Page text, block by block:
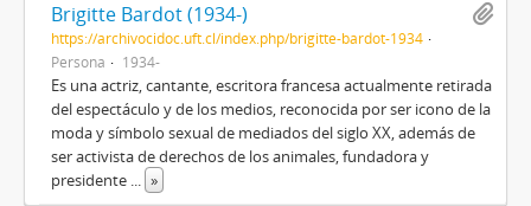
Brigitte Bardot (1934-)
https://archivocidoc.uft.cl/index.php/brigitte-bardot-1934
Persona
1934-
Es una actriz, cantante, escritora francesa actualmente retirada
del espectáculo y de los medios, reconocida por ser icono de la
moda y símbolo sexual de mediados del siglo XX, además de
ser activista de derechos de los animales, fundadora y
presidente ... »